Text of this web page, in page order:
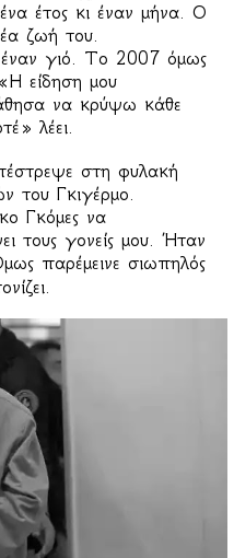
έτος κι έναν μήνα. Ο
ζωή του.
έναν γιό. Το 2007 όμως
είδηση μου
να κρύψω κάθε
λέει.
στη φυλακή
του Γκιγέρμο.
Γκόμες να
τους γονείς μου. Ήταν
παρέμεινε σιωπηλός